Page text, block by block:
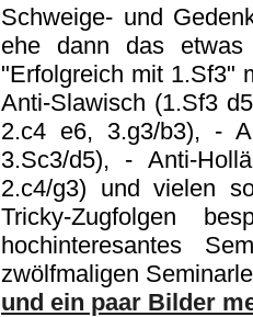
Schweige- und
ehe dann das etwas
"Erfolgreich mit 1.Sf3"
Anti-Slawisch (1.Sf3
2.c4 e6, 3.g3/b3), -
3.Sc3/d5), - Anti-
2.c4/g3) und vielen
Tricky-Zugfolgen
hochinteresantes
zwölfmaligen
und ein paar Bilder